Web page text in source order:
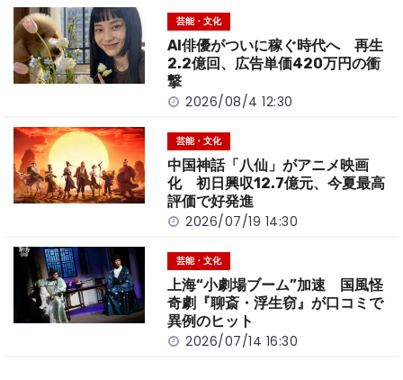
o
o
k
n
k
芸能・文化
AI俳優がついに稼ぐ時代へ 再生
2.2億回、広告単価420万円の衝
撃
2026/08/4 12:30
芸能・文化
中国神話「八仙」がアニメ映画
化 初日興収12.7億元、今夏最高
評価で好発進
2026/07/19 14:30
芸能・文化
上海“小劇場ブーム”加速 国風怪
奇劇『聊斎・浮生窃』が口コミで
異例のヒット
2026/07/14 16:30